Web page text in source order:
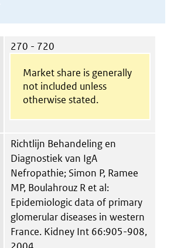
270 - 720
Market share is generally
not included unless
otherwise stated.
Richtlijn Behandeling en
Diagnostiek van IgA
Nefropathie; Simon P, Ramee
MP, Boulahrouz R et al:
Epidemiologic data of primary
glomerular diseases in western
France. Kidney Int 66:905-908,